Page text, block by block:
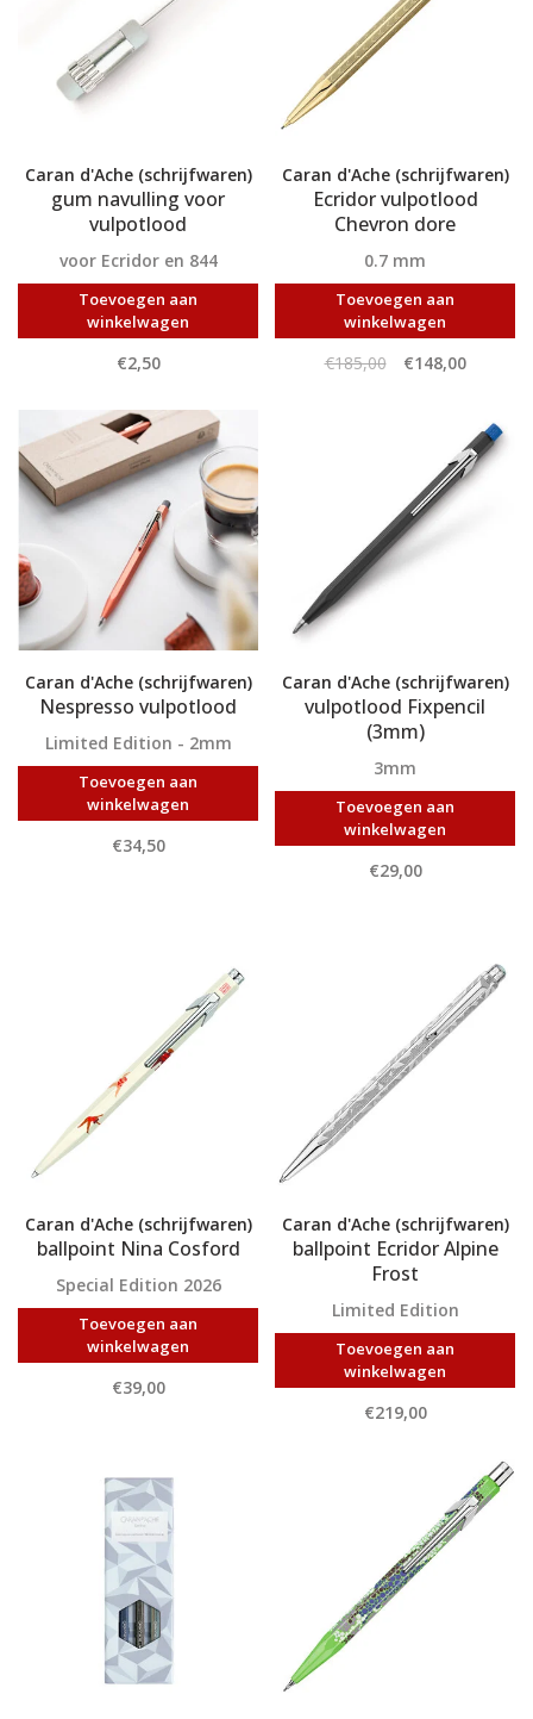
Caran d'Ache (schrijfwaren)
gum navulling voor
vulpotlood
voor Ecridor en 844
Toevoegen aan
winkelwagen
€2,50
Caran d'Ache (schrijfwaren)
Ecridor vulpotlood
Chevron dore
0.7 mm
Toevoegen aan
winkelwagen
€185,00 €148,00
Caran d'Ache (schrijfwaren)
Nespresso vulpotlood
Limited Edition - 2mm
Toevoegen aan
winkelwagen
€34,50
Caran d'Ache (schrijfwaren)
vulpotlood Fixpencil
(3mm)
3mm
Toevoegen aan
winkelwagen
€29,00
Caran d'Ache (schrijfwaren)
ballpoint Nina Cosford
Special Edition 2026
Toevoegen aan
winkelwagen
€39,00
Caran d'Ache (schrijfwaren)
ballpoint Ecridor Alpine
Frost
Limited Edition
Toevoegen aan
winkelwagen
€219,00